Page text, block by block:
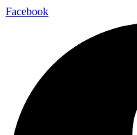
Facebook